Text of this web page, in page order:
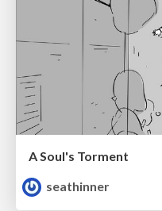
A Soul's Torment
seathinner